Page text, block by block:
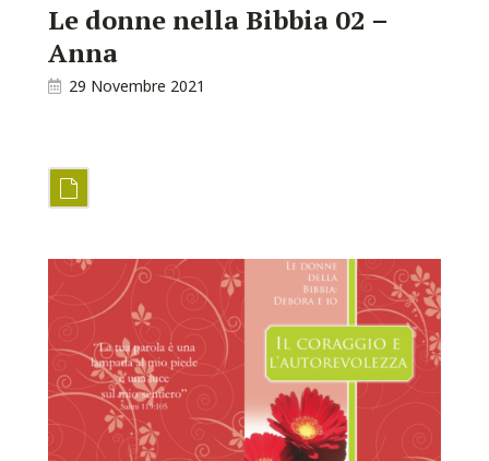
Le donne nella Bibbia 02 –
Anna
29 Novembre 2021